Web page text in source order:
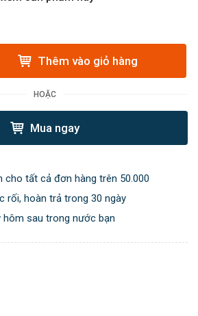
Thêm vào giỏ hàng
HOẶC
Mua ngay
cho tất cả đơn hàng trên 50.000
rối, hoàn trả trong 30 ngày
hôm sau trong nước bạn